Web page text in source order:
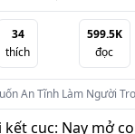
đan dược tu luyện
keng!”“Hệ thống đã
ngài thành công,
trọng, trong lúc
chế thân
Bùi Lăng âm
34
thích
599.5K
đọc
An Tĩnh Làm Người
cục: Nay mở